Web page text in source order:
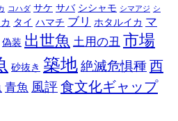
コハダ サケ サバ シシャモ シマアジ シ
タイ ハマチ ブリ ホタルイカ マ
偽装 出世魚 土用の丑 市場
砂抜き 築地絶滅危惧種西
青魚 風評食文化ギャップ